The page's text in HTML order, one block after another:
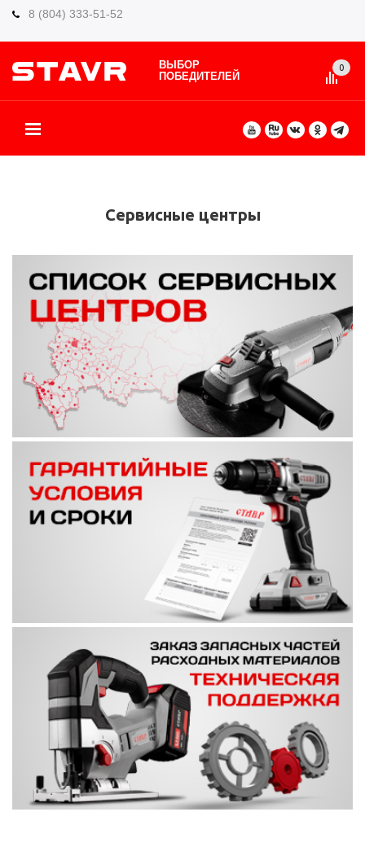
8 (804) 333-51-52
ВЫБОР
ПОБЕДИТЕЛЕЙ
0
О БРЕНДЕ ВИДЫ РАБОТ
Сервисные центры